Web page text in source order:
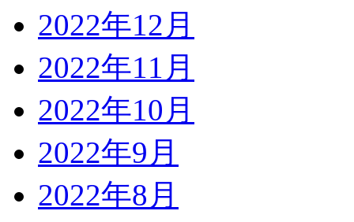
2022年12月
2022年11月
2022年10月
2022年9月
2022年8月